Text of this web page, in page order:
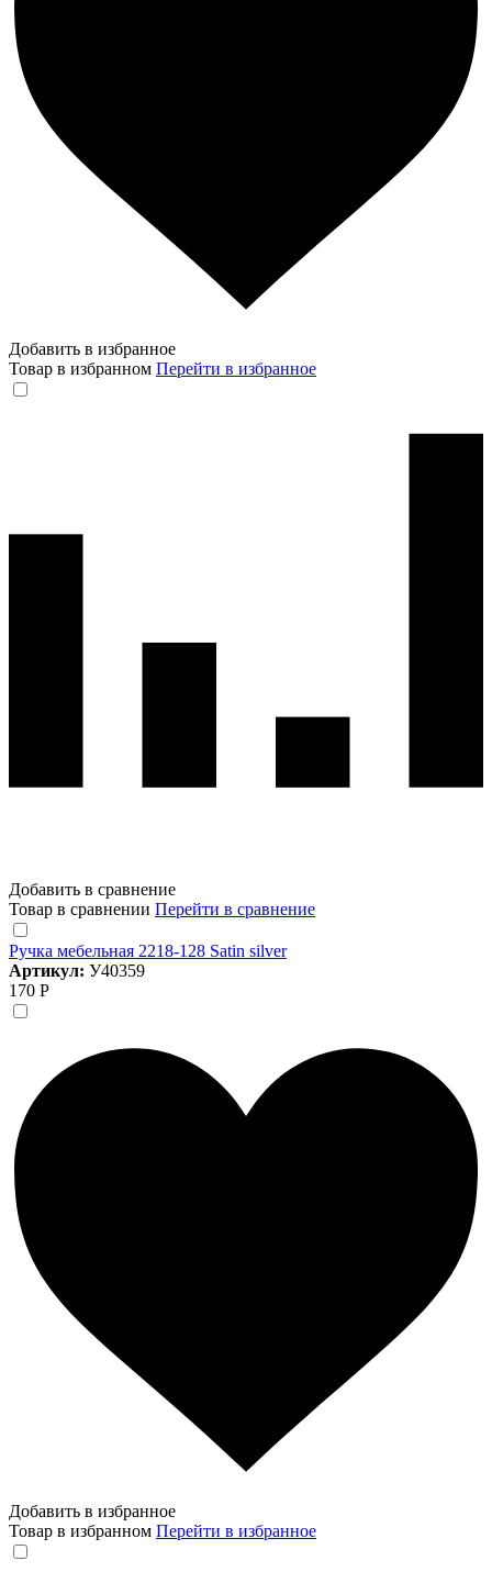
Добавить в избранное
Товар в избранном Перейти в избранное
Добавить в сравнение
Товар в сравнении Перейти в сравнение
Ручка мебельная 2218-128 Satin silver
Артикул: У40359
170 Р
Добавить в избранное
Товар в избранном Перейти в избранное